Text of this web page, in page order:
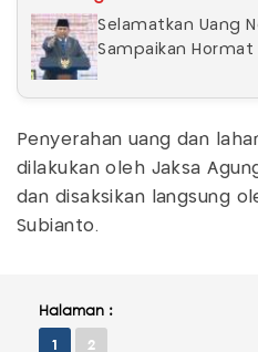
Selamatkan Uang
Sampaikan Hormat
Penyerahan uang dan
dilakukan oleh Jaksa
dan disaksikan langsung
Subianto.
Halaman :
1 2